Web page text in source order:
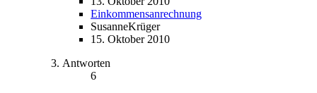
Einkommensanrechnung
SusanneKrüger
15. Oktober 2010
Antworten
6